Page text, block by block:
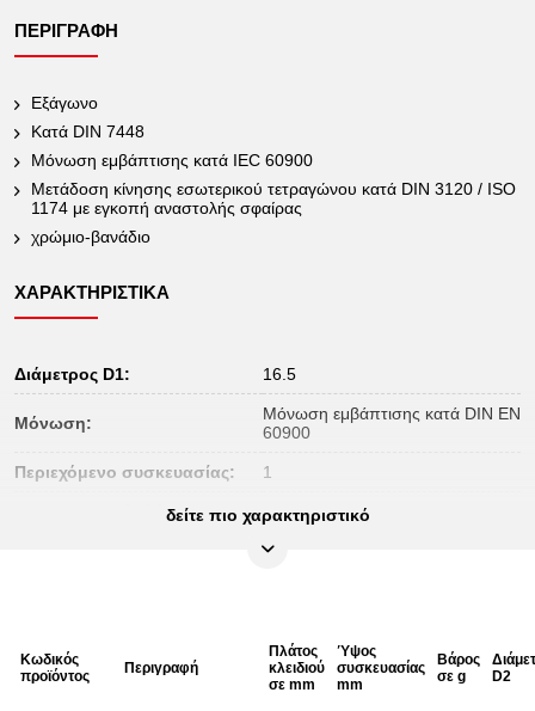
ΠΕΡΙΓΡΑΦΉ
Εξάγωνο
Κατά DIN 7448
Μόνωση εμβάπτισης κατά IEC 60900
Μετάδοση κίνησης εσωτερικού τετραγώνου κατά DIN 3120 / ISO
1174 με εγκοπή αναστολής σφαίρας
χρώμιο-βανάδιο
ΧΑΡΑΚΤΗΡΙΣΤΙΚΆ
Διάμετρος D1: 16.5
Μόνωση:
Μόνωση εμβάπτισης κατά DIN EN
60900
Περιεχόμενο συσκευασίας: 1
Πιστοποιητικό ελέγχου: 1000V
Εξάγωνο
IEC 60900
Συνολικό μήκος L σε mm: 55.0
δείτε πιο χαρακτηριστικό
Κωδικός
προϊόντος
Περιγραφή
Πλάτος
κλειδιού
σε mm
Ύψος
συσκευασίας
mm
Βάρος
σε g
D2